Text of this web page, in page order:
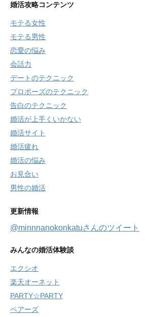
婚活攻略コンテンツ
モテる女性
モテる男性
恋愛の悩み
会話力
デートのテクニック
プロポーズのテクニック
告白のテクニック
婚活が上手くいかない
婚活サイト
婚活疲れ
婚活の悩み
お見合い
男性の婚活
更新情報
@minnnanokonkatuさんのツイート
みんなの婚活体験談
エクシオ
楽天オーネット
PARTY☆PARTY
ペアーズ